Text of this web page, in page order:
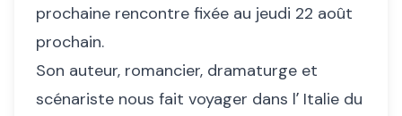
prochaine rencontre fixée au jeudi 22 août
prochain.
Son auteur, romancier, dramaturge et
scénariste nous fait voyager dans lʼ Italie du